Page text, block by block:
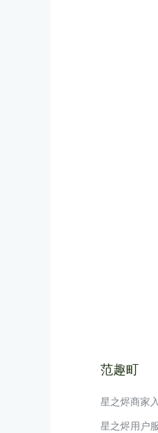
范趣町
星之烬商家
星之烬用户